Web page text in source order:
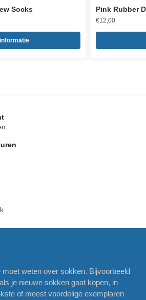
Socks Pink Rubber
€12,00
moet weten over sokken. Bijvoorbeeld
je nieuwe sokken gaat kopen, in
of meest voordelige exemplaren